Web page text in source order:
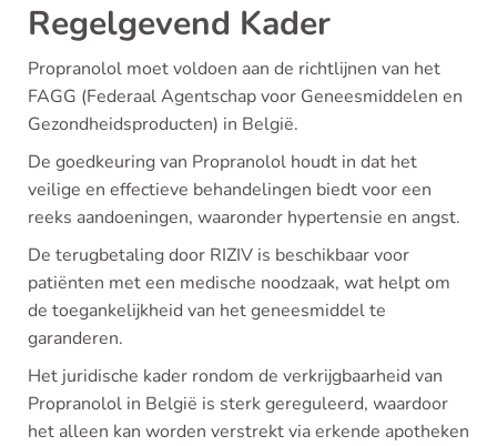
Regelgevend Kader
Propranolol moet voldoen aan de richtlijnen van het
FAGG (Federaal Agentschap voor Geneesmiddelen en
Gezondheidsproducten) in België.
De goedkeuring van Propranolol houdt in dat het
veilige en effectieve behandelingen biedt voor een
reeks aandoeningen, waaronder hypertensie en angst.
De terugbetaling door RIZIV is beschikbaar voor
patiënten met een medische noodzaak, wat helpt om
de toegankelijkheid van het geneesmiddel te
garanderen.
Het juridische kader rondom de verkrijgbaarheid van
Propranolol in België is sterk gereguleerd, waardoor
het alleen kan worden verstrekt via erkende apotheken